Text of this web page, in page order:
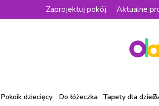
Zaprojektuj pokój Aktualne
Pokoik dziecięcy Do łóżeczka Tapety dla dzieci